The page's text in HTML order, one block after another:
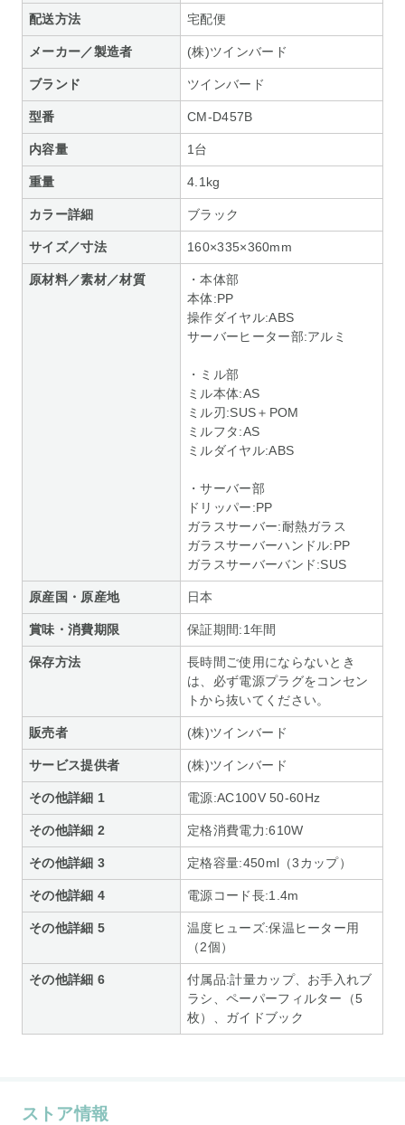
配送方法 宅配便
メーカー／製造者 (株)ツインバード
ブランド ツインバード
型番 CM-D457B
内容量 1台
重量 4.1kg
カラー詳細 ブラック
サイズ／寸法 160×335×360mm
原材料／素材／材質
・本体部
本体:PP
操作ダイヤル:ABS
サーバーヒーター部:アルミ
・ミル部
ミル本体:AS
ミル刃:SUS＋POM
ミルフタ:AS
ミルダイヤル:ABS
・サーバー部
ドリッパー:PP
ガラスサーバー:耐熱ガラス
ガラスサーバーハンドル:PP
ガラスサーバーバンド:SUS
原産国・原産地 日本
賞味・消費期限 保証期間:1年間
保存方法
長時間ご使用にならないとき
は、必ず電源プラグをコンセン
トから抜いてください。
販売者 (株)ツインバード
サービス提供者 (株)ツインバード
その他詳細 1 電源:AC100V 50‐60Hz
その他詳細 2 定格消費電力:610W
その他詳細 3 定格容量:450ml（3カップ）
その他詳細 4 電源コード長:1.4m
その他詳細 5
温度ヒューズ:保温ヒーター用
（2個）
その他詳細 6
付属品:計量カップ、お手入れブ
ラシ、ペーパーフィルター（5
枚）、ガイドブック
ストア情報